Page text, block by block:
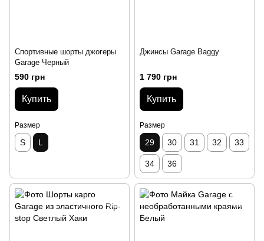
Спортивные шорты джогеры
Garage Черный
590 грн
Купить
Размер
S L
Джинсы Garage Baggy
1 790 грн
Купить
Размер
29 30 31 32 33
34 36